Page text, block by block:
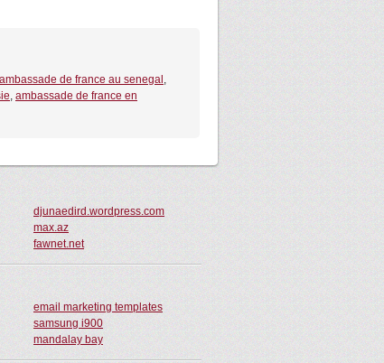
ambassade de france au senegal ,
, ambassade de france en
djunaedird.wordpress.com
max.az
fawnet.net
email marketing templates
samsung i900
mandalay bay